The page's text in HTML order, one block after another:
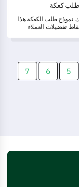
طلب كعكة
نموذج طلب الكعكة هذا
تفضيلات العملاء
5
6
7